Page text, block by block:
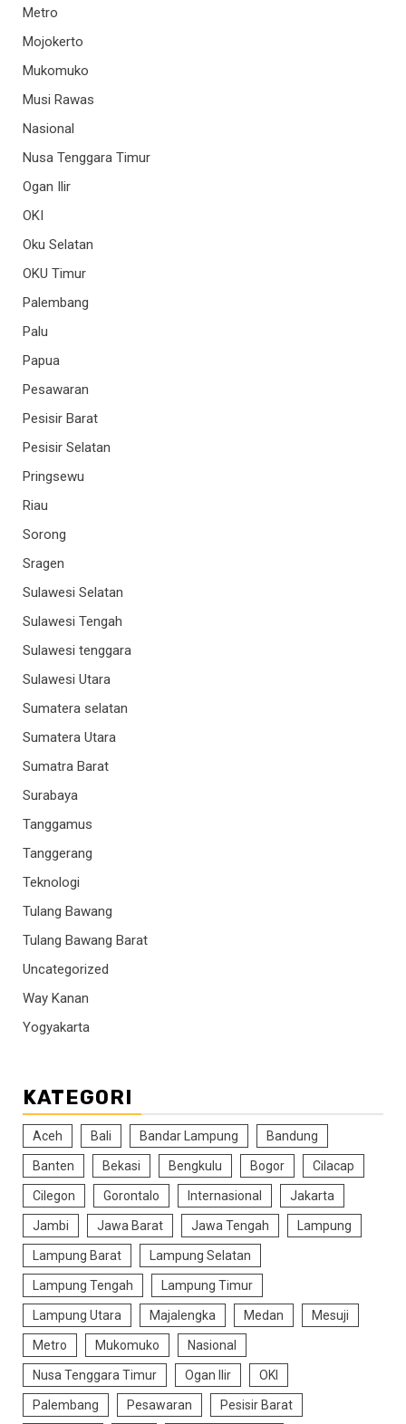
Metro
Mojokerto
Mukomuko
Musi Rawas
Nasional
Nusa Tenggara Timur
Ogan Ilir
OKI
Oku Selatan
OKU Timur
Palembang
Palu
Papua
Pesawaran
Pesisir Barat
Pesisir Selatan
Pringsewu
Riau
Sorong
Sragen
Sulawesi Selatan
Sulawesi Tengah
Sulawesi tenggara
Sulawesi Utara
Sumatera selatan
Sumatera Utara
Sumatra Barat
Surabaya
Tanggamus
Tanggerang
Teknologi
Tulang Bawang
Tulang Bawang Barat
Uncategorized
Way Kanan
Yogyakarta
KATEGORI
Aceh Bali Bandar Lampung Bandung
Banten Bekasi Bengkulu Bogor Cilacap
Cilegon Gorontalo Internasional Jakarta
Jambi Jawa Barat Jawa Tengah Lampung
Lampung Barat Lampung Selatan
Lampung Tengah Lampung Timur
Lampung Utara Majalengka Medan Mesuji
Metro Mukomuko Nasional
Nusa Tenggara Timur Ogan Ilir OKI
Palembang Pesawaran Pesisir Barat